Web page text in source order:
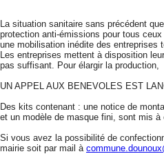
La situation sanitaire sans précédent
protection anti-émissions pour tous
une mobilisation inédite des
Les entreprises mettent à disposition
pas suffisant. Pour élargir la production,
UN APPEL AUX BENEVOLES EST
Des kits contenant : une notice de
et un modèle de masque fini, sont mis
Si vous avez la possibilité de
mairie soit par mail à